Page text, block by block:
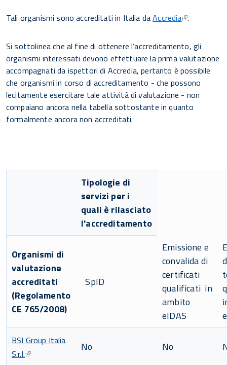
Tali organismi sono accreditati in Italia daAccredia .
Si sottolinea che al fine di ottenere l’accreditamento, gli
organismi interessati devono effettuare la prima valutazione
accompagnati da ispettori di Accredia, pertanto è possibile
che organismi in corso di accreditamento - che possono
lecitamente esercitare tale attività di valutazione - non
compaiano ancora nella tabella sottostante in quanto
formalmente ancora non accreditati.
Tipologie di
servizi per i
quali è rilasciato
l'accreditamento
Organismi di
valutazione
accreditati
(Regolamento
CE 765/2008)
SpID
Emissione e
convalida di
certificati
qualificati in
ambito
eIDAS
BSI Group Italia
S.r.l.
No No